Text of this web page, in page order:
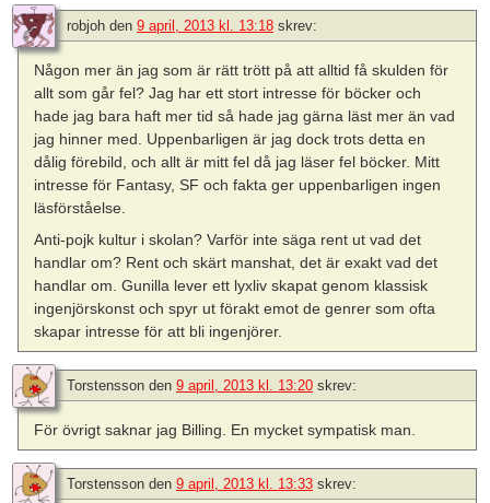
robjoh den 9 april, 2013 kl. 13:18 skrev:
Någon mer än jag som är rätt trött på att alltid få skulden för
allt som går fel? Jag har ett stort intresse för böcker och
hade jag bara haft mer tid så hade jag gärna läst mer än vad
jag hinner med. Uppenbarligen är jag dock trots detta en
dålig förebild, och allt är mitt fel då jag läser fel böcker. Mitt
intresse för Fantasy, SF och fakta ger uppenbarligen ingen
läsförståelse.
Anti-pojk kultur i skolan? Varför inte säga rent ut vad det
handlar om? Rent och skärt manshat, det är exakt vad det
handlar om. Gunilla lever ett lyxliv skapat genom klassisk
ingenjörskonst och spyr ut förakt emot de genrer som ofta
skapar intresse för att bli ingenjörer.
Torstensson den 9 april, 2013 kl. 13:20 skrev:
För övrigt saknar jag Billing. En mycket sympatisk man.
Torstensson den 9 april, 2013 kl. 13:33 skrev: